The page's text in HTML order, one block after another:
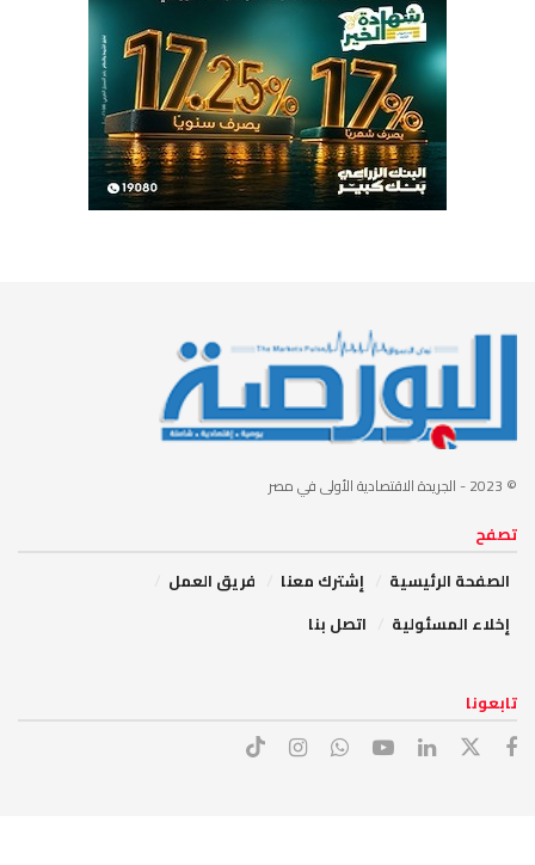
© 2023 - الجريدة الاقتصادية الأولى في مصر
تصفح
الصفحة الرئيسية
إشترك معنا
فريق العمل
إخلاء المسئولية
اتصل بنا
تابعونا